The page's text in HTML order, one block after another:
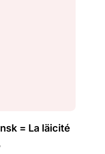
= La läicité